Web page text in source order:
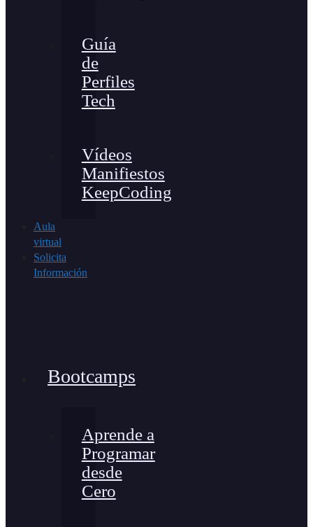
Guía
de
Perfiles
Tech
Vídeos
Manifiestos
KeepCoding
Aula
virtual
Solicita
Información
Bootcamps
Aprende a
Programar
desde
Cero